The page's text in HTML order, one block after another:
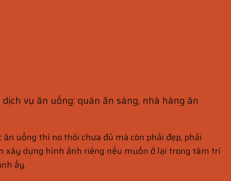
vụ ăn uống: quán ăn sáng, nhà hàng ăn
uống thì no thôi chưa đủ mà còn phải đẹp, phải
xây dựng hình ảnh riêng nếu muốn ở lại trong tâm trí
ấy.